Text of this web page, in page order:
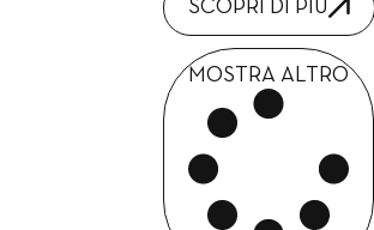
SCOPRI DI PIÙ
MOSTRA ALTRO